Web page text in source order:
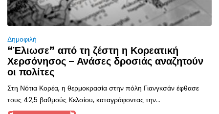
Δημοφιλή
“Έλιωσε” από τη ζέστη η Κορεατική
Χερσόνησος – Ανάσες δροσιάς αναζητούν
οι πολίτες
Στη Νότια Κορέα, η θερμοκρασία στην πόλη Γιανγκσάν έφθασε
τους 42,5 βαθμούς Κελσίου, καταγράφοντας την...